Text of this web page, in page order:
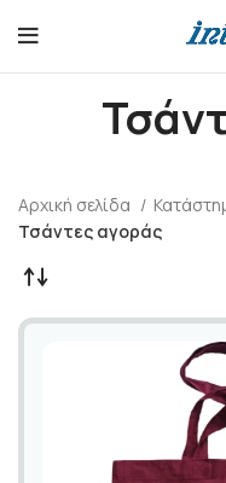
Αρχική σελίδα
Τσάντες αγοράς